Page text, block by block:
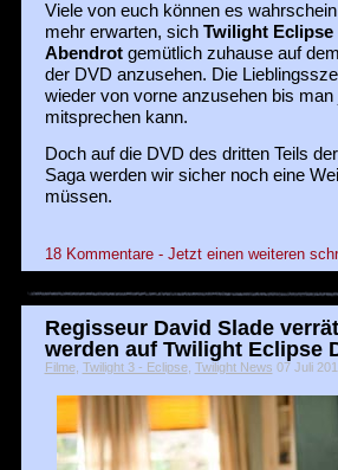
Viele von euch können es
mehr erwarten, sich Twilight Eclipse
Abendrotgemütlich zuhause auf
der DVD anzusehen. Die
wieder von vorne anzusehen bis man
mitsprechen kann.
Doch auf die DVD des dritten Teils
Saga werden wir sicher noch eine
müssen.
18 Kommentare - Jetzt einen weiteren
Regisseur David Slade
werden auf Twilight Eclipse
Filme, Twilight 3 - Eclipse, Twilight News 07 Juli